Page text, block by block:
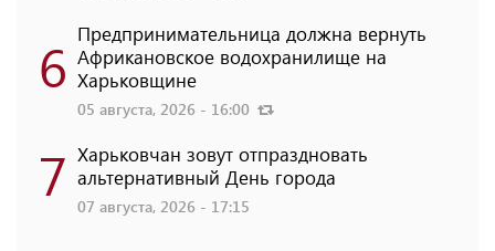
6 Предпринимательница должна вернуть
Африкановское водохранилище на
Харьковщине
05 августа, 2026 - 16:00
7 Харьковчан зовут отпраздновать
альтернативный День города
07 августа, 2026 - 17:15